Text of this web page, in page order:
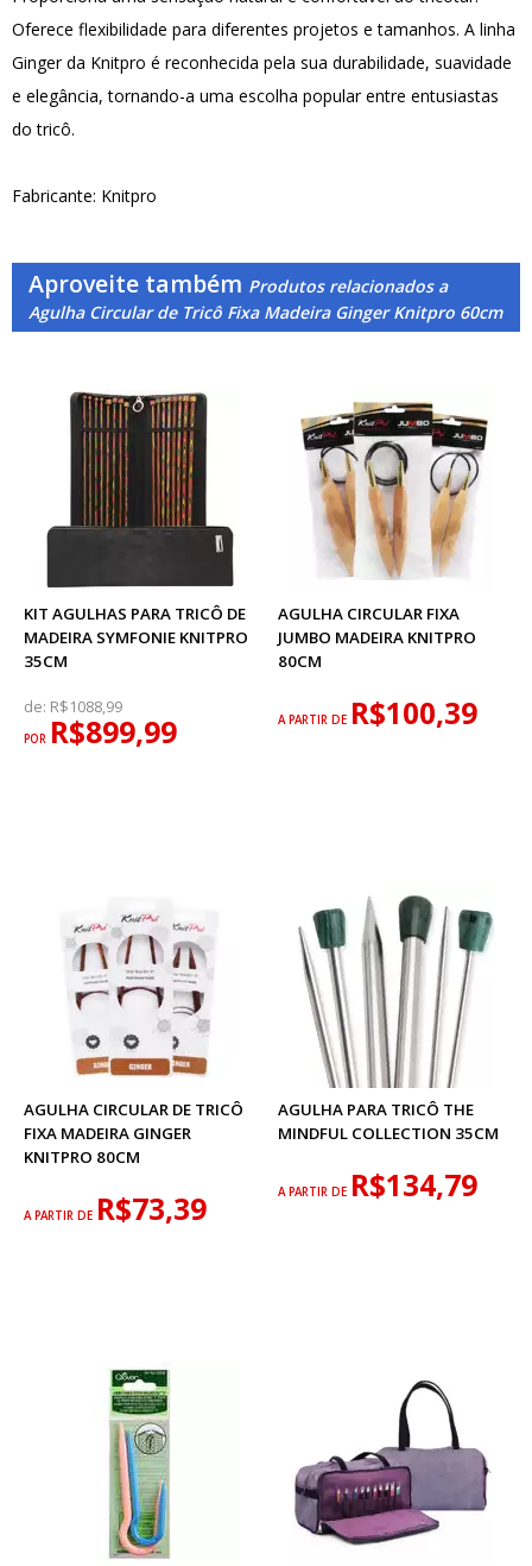
Oferece flexibilidade para diferentes projetos e tamanhos. A linha
Ginger da Knitpro é reconhecida pela sua durabilidade, suavidade
e elegância, tornando-a uma escolha popular entre entusiastas
do tricô.
Fabricante: Knitpro
Aproveite também Produtos relacionados a
Agulha Circular de Tricô Fixa Madeira Ginger Knitpro 60cm
KIT AGULHAS PARA TRICÔ DE
MADEIRA SYMFONIE KNITPRO
35CM
de: R$1088,99
POR R$899,99
AGULHA CIRCULAR FIXA
JUMBO MADEIRA KNITPRO
80CM
A PARTIR DE R$100,39
AGULHA CIRCULAR DE TRICÔ
FIXA MADEIRA GINGER
KNITPRO 80CM
A PARTIR DE R$73,39
AGULHA PARA TRICÔ THE
MINDFUL COLLECTION 35CM
A PARTIR DE R$134,79